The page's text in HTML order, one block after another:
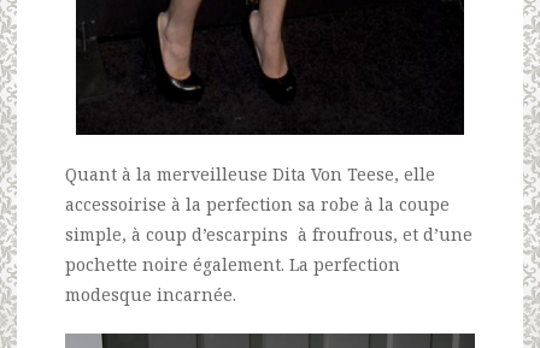
Quant à la merveilleuse Dita Von Teese, elle
accessoirise à la perfection sa robe à la coupe
simple, à coup d’escarpins à froufrous, et d’une
pochette noire également. La perfection
modesque incarnée.